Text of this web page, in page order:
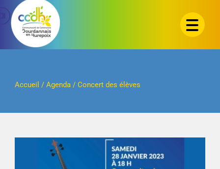
Passer
contenu
Accueil / Agenda/ Concert des élèves